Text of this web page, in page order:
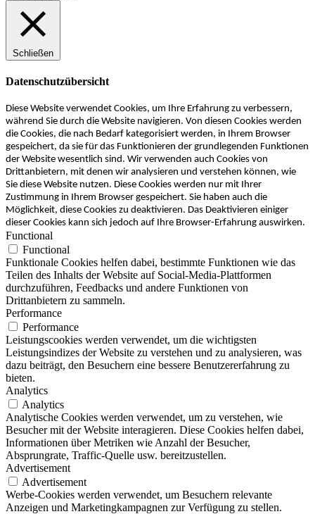
Schließen
Datenschutzübersicht
Diese Website verwendet Cookies, um Ihre Erfahrung zu verbessern,
während Sie durch die Website navigieren. Von diesen Cookies werden
die Cookies, die nach Bedarf kategorisiert werden, in Ihrem Browser
gespeichert, da sie für das Funktionieren der grundlegenden Funktionen
der Website wesentlich sind. Wir verwenden auch Cookies von
Drittanbietern, mit denen wir analysieren und verstehen können, wie
Sie diese Website nutzen. Diese Cookies werden nur mit Ihrer
Zustimmung in Ihrem Browser gespeichert. Sie haben auch die
Möglichkeit, diese Cookies zu deaktivieren. Das Deaktivieren einiger
dieser Cookies kann sich jedoch auf Ihre Browser-Erfahrung auswirken.
Functional
Functional
Funktionale Cookies helfen dabei, bestimmte Funktionen wie das
Teilen des Inhalts der Website auf Social-Media-Plattformen
durchzuführen, Feedbacks und andere Funktionen von
Drittanbietern zu sammeln.
Performance
Performance
Leistungscookies werden verwendet, um die wichtigsten
Leistungsindizes der Website zu verstehen und zu analysieren, was
dazu beiträgt, den Besuchern eine bessere Benutzererfahrung zu
bieten.
Analytics
Analytics
Analytische Cookies werden verwendet, um zu verstehen, wie
Besucher mit der Website interagieren. Diese Cookies helfen dabei,
Informationen über Metriken wie Anzahl der Besucher,
Absprungrate, Traffic-Quelle usw. bereitzustellen.
Advertisement
Advertisement
Werbe-Cookies werden verwendet, um Besuchern relevante
Anzeigen und Marketingkampagnen zur Verfügung zu stellen.